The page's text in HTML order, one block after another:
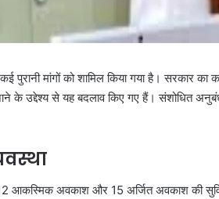
पुरानी मांगों को शामिल किया गया है। सरकार का
के उद्देश्य से यह बदलाव किए गए हैं। संशोधित
आकस्मिक अवकाश और 15 अर्जित अवकाश की